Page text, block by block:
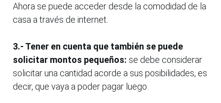
Ahora se puede acceder desde la comodidad de la
casa a través de internet.
3.- Tener en cuenta que también se puede
solicitar montos pequeños: se debe considerar
solicitar una cantidad acorde a sus posibilidades, es
decir, que vaya a poder pagar luego.